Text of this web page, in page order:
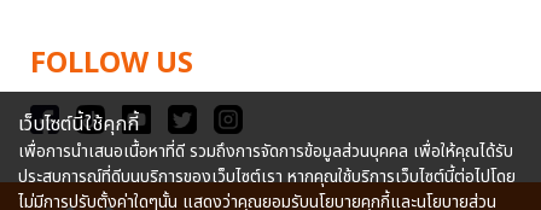
FOLLOW US
เว็บไซต์นี้ใช้คุกกี้
เพื่อการนำเสนอเนื้อหาที่ดี รวมถึงการจัดการข้อมูลส่วนบุคคล เพื่อให้คุณได้รับ
ประสบการณ์ที่ดีบนบริการของเว็บไซต์เรา หากคุณใช้บริการเว็บไซต์นี้ต่อไปโดย
ไม่มีการปรับตั้งค่าใดๆนั้น แสดงว่าคุณยอมรับนโยบายคุกกี้และนโยบายส่วน